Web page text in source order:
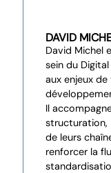
DAVID
David Michel
sein du
aux enjeux
Il
structuration,
de leurs
renforcer la